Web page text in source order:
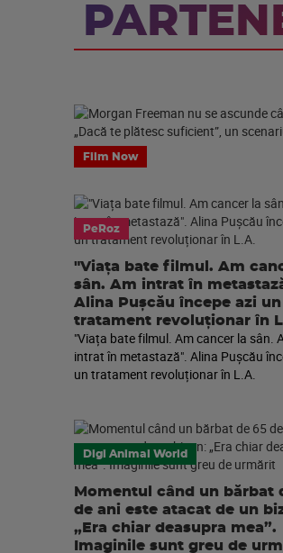
Film Now
PeRoz
"Viața bate filmul. Am
sân. Am intrat în
Alina Pușcău începe azi un
tratament revoluționar în
"Viața bate filmul. Am cancer la sân.
intrat în metastază". Alina Pușcău
un tratament revoluționar în L.A.
Digi Animal World
Momentul când un bărbat
de ani este atacat de un
„Era chiar deasupra mea”.
Imaginile sunt greu de